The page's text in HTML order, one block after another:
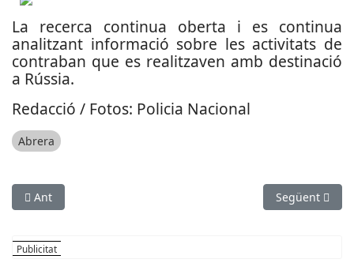
La recerca continua oberta i es continua
analitzant informació sobre les activitats de
contraban que es realitzaven amb destinació
a Rússia.
Redacció / Fotos: Policia Nacional
Abrera
Article anterior: Provoca un accident de trànsit i intenten
Ant Article
Següent